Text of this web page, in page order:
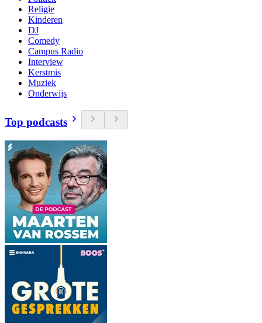
Religie
Kinderen
DJ
Comedy
Campus Radio
Interview
Kerstmis
Muziek
Onderwijs
Top podcasts